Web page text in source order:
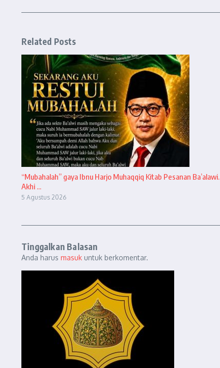
Related Posts
“Mubahalah” gaya Ibnu Harjo Muhaqqiq Kitab Pesanan Ba’alawi.
Akhi ...
5 Agustus 2026
Tinggalkan Balasan
Anda harus masuk untuk berkomentar.